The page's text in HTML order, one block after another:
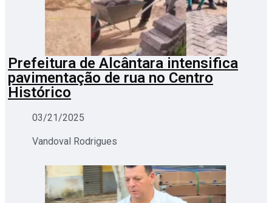
Prefeitura de Alcântara intensifica
pavimentação de rua no Centro
Histórico
03/21/2025
Vandoval Rodrigues